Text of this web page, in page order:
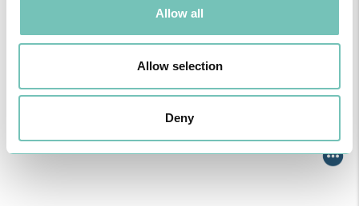
Allow all
Allow selection
Deny
PODCAST EM ONCOLOGIA
Com um formato dinâmico e direto, este episódio combinam